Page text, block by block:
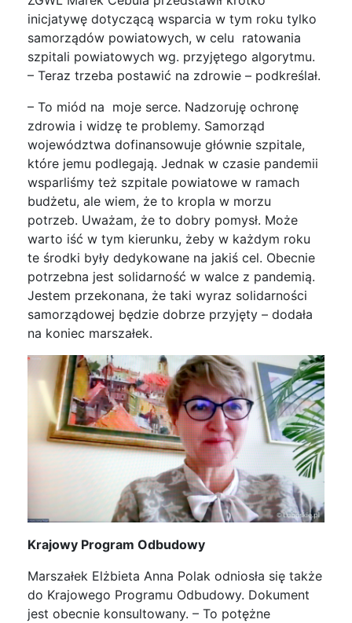
inicjatywę dotyczącą wsparcia w tym roku tylko
samorządów powiatowych, w celu ratowania
szpitali powiatowych wg. przyjętego algorytmu.
– Teraz trzeba postawić na zdrowie – podkreślał.
– To miód na moje serce. Nadzoruję ochronę
zdrowia i widzę te problemy. Samorząd
województwa dofinansowuje głównie szpitale,
które jemu podlegają. Jednak w czasie pandemii
wsparliśmy też szpitale powiatowe w ramach
budżetu, ale wiem, że to kropla w morzu
potrzeb. Uważam, że to dobry pomysł. Może
warto iść w tym kierunku, żeby w każdym roku
te środki były dedykowane na jakiś cel. Obecnie
potrzebna jest solidarność w walce z pandemią.
Jestem przekonana, że taki wyraz solidarności
samorządowej będzie dobrze przyjęty – dodała
na koniec marszałek.
Krajowy Program Odbudowy
Marszałek Elżbieta Anna Polak odniosła się także
do Krajowego Programu Odbudowy. Dokument
jest obecnie konsultowany. – To potężne